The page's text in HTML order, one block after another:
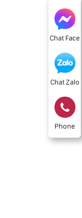
Chat Face
Chat Zalo
Phone